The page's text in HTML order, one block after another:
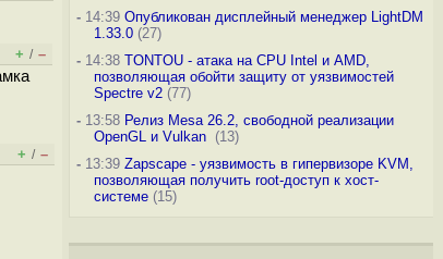
+ / –
+ / –
-14:39 Опубликован дисплейный менеджер LightDM
1.33.0(27)
-14:38 TONTOU - атака на CPU Intel и AMD,
позволяющая обойти защиту от уязвимостей
Spectre v2(77)
-13:58 Релиз Mesa 26.2, свободной реализации
OpenGL и Vulkan (13)
-13:39 Zapscape - уязвимость в гипервизоре KVM,
позволяющая получить root-доступ к хост-
системе(15)